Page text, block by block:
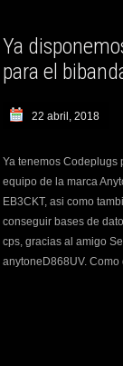
Ya
para el
22 abril, 2018
Ya tenemos Codeplugs
equipo de la marca
EB3CKT, asi como
conseguir bases de
cps, gracias al amigo
anytoneD868UV.